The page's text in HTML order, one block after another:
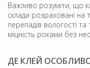
Важливо розуміти, що
склади розраховані на
перепадів вологості
міцність роками без
ДЕ КЛЕЙ